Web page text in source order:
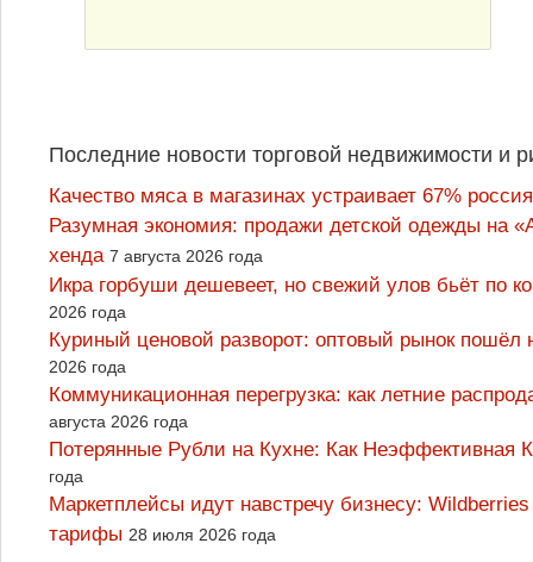
Последние новости торговой недвижимости и
Качество мяса в магазинах устраивает 67%
Разумная экономия: продажи детской одежды на
хенда 7 августа 2026 года
Икра горбуши дешевеет, но свежий улов бьёт по
2026 года
Куриный ценовой разворот: оптовый рынок
2026 года
Коммуникационная перегрузка: как летние
августа 2026 года
Потерянные Рубли на Кухне: Как
года
Маркетплейсы идут навстречу бизнесу:
тарифы 28 июля 2026 года